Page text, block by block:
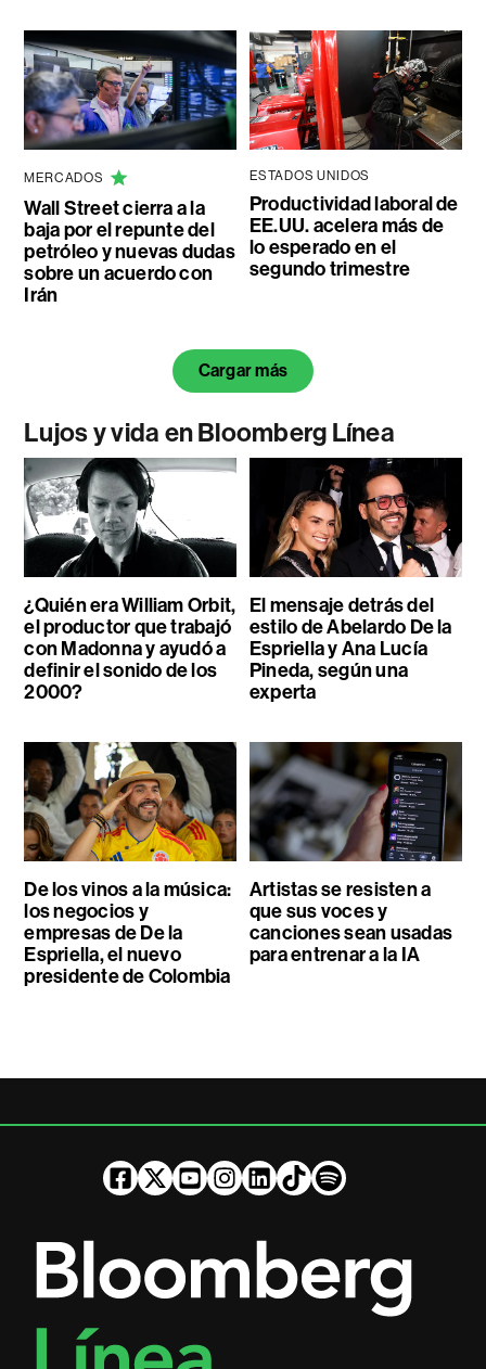
MERCADOS
Wall Street cierra a la
baja por el repunte del
petróleo y nuevas dudas
sobre un acuerdo con
Irán
ESTADOS UNIDOS
Productividad laboral de
EE.UU. acelera más de
lo esperado en el
segundo trimestre
Cargar más
Lujos y vida en Bloomberg Línea
¿Quién era William Orbit,
el productor que trabajó
con Madonna y ayudó a
definir el sonido de los
2000?
El mensaje detrás del
estilo de Abelardo De la
Espriella y Ana Lucía
Pineda, según una
experta
De los vinos a la música:
los negocios y
empresas de De la
Espriella, el nuevo
presidente de Colombia
Artistas se resisten a
que sus voces y
canciones sean usadas
para entrenar a la IA